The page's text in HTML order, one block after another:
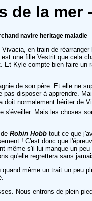
de la mer
navire heritage maladie
en train de
une fille Vestrit que cela
Kyle compte bien faire
de son père. Et elle ne
disposer à apprendre.
doit normalement hériter
s'éveiller. Mais les choses
Robin Hobb tout ce que
! C'est donc que
même s'il lui manque un
qu'elle regrettera sans
même un trait un peu
Nous entrons de plein